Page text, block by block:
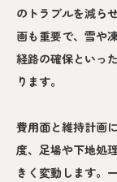
のトラブルを減ら
画も重要で、雪や
経路の確保といっ
ります。
費用面と維持計画
度、足場や下地処
きく変動します。